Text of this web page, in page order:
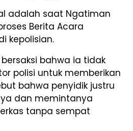
adalah saat Ngatiman
Berita Acara
kepolisian.
bahwa ia tidak
polisi untuk memberikan
bahwa penyidik justru
dan memintanya
tanpa sempat